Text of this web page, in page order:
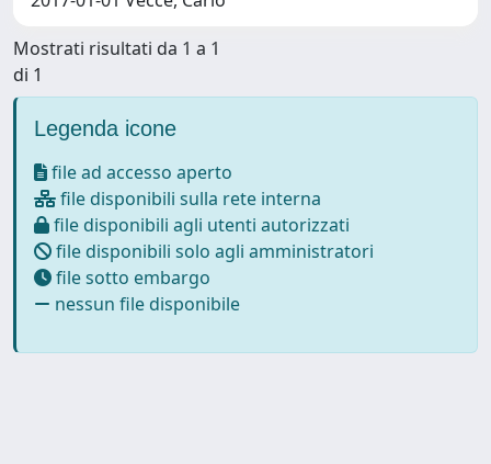
Mostrati risultati da 1 a 1
di 1
Legenda icone
file ad accesso aperto
file disponibili sulla rete interna
file disponibili agli utenti autorizzati
file disponibili solo agli amministratori
file sotto embargo
nessun file disponibile